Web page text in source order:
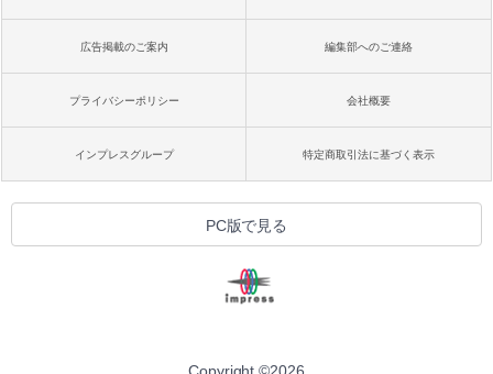
広告掲載のご案内 編集部へのご連絡
プライバシーポリシー 会社概要
インプレスグループ 特定商取引法に基づく表示
PC版で見る